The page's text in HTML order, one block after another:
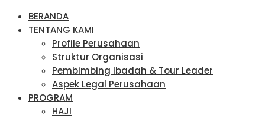
BERANDA
TENTANG KAMI
Profile Perusahaan
Struktur Organisasi
Pembimbing Ibadah & Tour Leader
Aspek Legal Perusahaan
PROGRAM
HAJI